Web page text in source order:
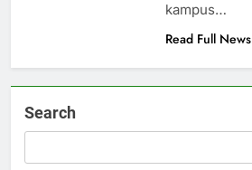
kampus…
Read Full News
Search